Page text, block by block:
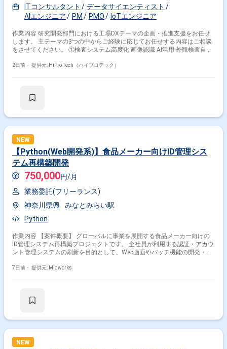
ITコンサルタント
データサイエンティスト
AIエンジニア
PM PMO IoTエンジニア
作業内容 研究開発部門における工場DXテーマの企画・推進支援をお任せ
します。 主テーマの3つの中からご経験に応じてお任せする内容はご相談
をさせてください。 ①検査システム高度化 画像認識 AI活用 外観検査自動
証 業務フロー改善 ③デジタルツイン構築 3Dデータ活用 シミュレーション
■体制 同社研究開発部門の社員8名 ■フェーズ 3テーマとも企画段階となり
キャリア採用・派遣採用ともに充足できておらず、DXテーマの推進が停滞
しているため、外部プロ人材の活用を検討。 情報システム領域だけではな
く、製造現場・機械・電気設備を理解しながら現場課題をテーマ化し、企
画からPoC・開発推進まで伴走できる人材を求めている。
2日前・ 提供元: HiPro Tech（ハイプロテック）
NEW
【Python(Web開発系)】食品メーカー向けID管理シス
テム再構築開発
750,000円/月
業務委託(フリーランス)
神奈川県
みなとみらい駅
Python
作業内容 【案件概要】 グローバルに事業を展開する食品メーカー向けの
ID管理システム再構築プロジェクトです。 全社員が利用する認証・アカウ
ント管理システムの刷新を目的として、Web画面やバッチ機能の開発・改
設計から開発、テストまで幅広く携わります。 新システムへの移行を支援
び改善対応 ・詳細設計に基づくプログラム実装および単体、結合テスト対
7日前・ 提供元: Midworks
NEW